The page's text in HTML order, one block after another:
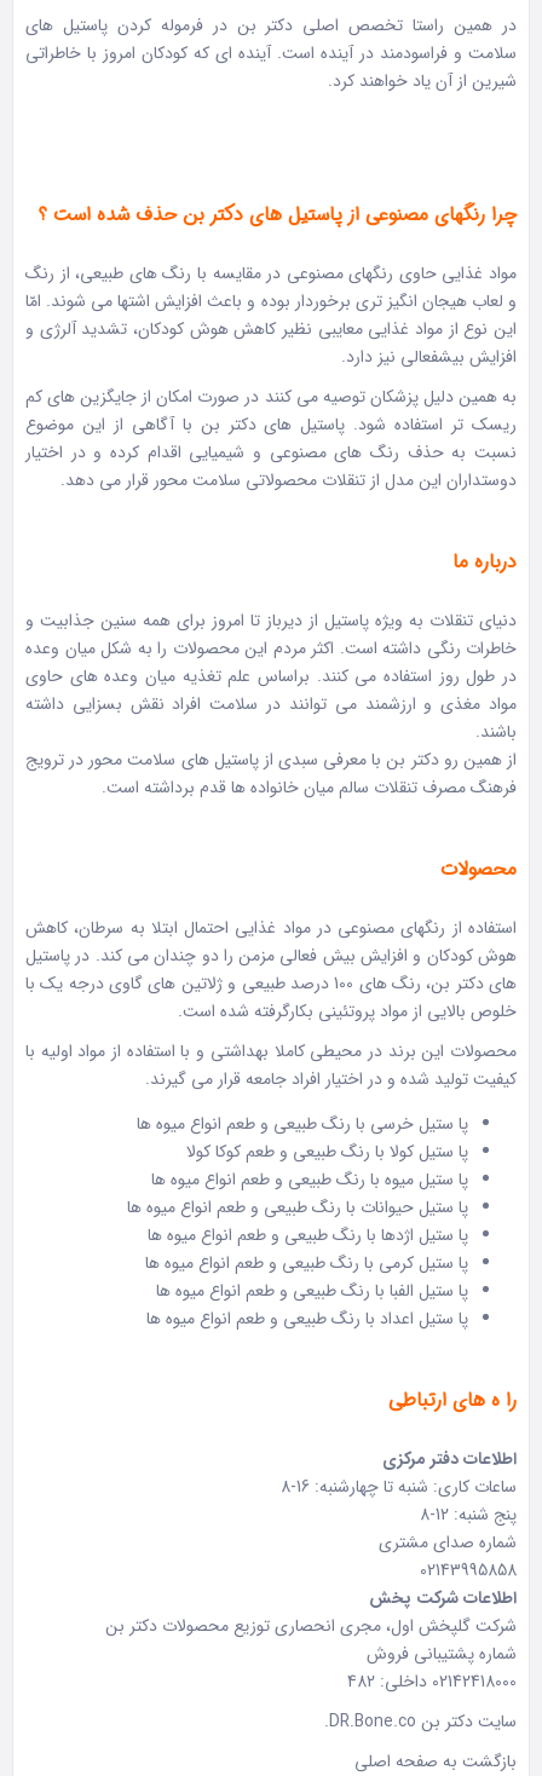
در همین راستا تخصص اصلی دکتر بن در فرموله کردن پاستیل های
سلامت و فراسودمند در آینده است. آینده ای که کودکان امروز با خاطراتی
شیرین از آن یاد خواهند کرد.
چرا رنگهای مصنوعی از پاستیل های دکتر بن حذف شده است ؟
مواد غذایی حاوی رنگ‏های مصنوعی در مقایسه با رنگ های طبیعی، از رنگ
و لعاب هیجان انگیز تری برخوردار بوده و باعث افزایش اشتها می شوند. امّا
این نوع از مواد غذایی معایبی نظیر کاهش هوش کودکان، تشدید آلرژی و
افزایش بیش‏فعالی نیز دارد.
به همین دلیل پزشکان توصیه می کنند در صورت امکان از جایگزین های کم
ریسک تر استفاده شود. پاستیل های دکتر بن با آگاهی از این موضوع
نسبت به حذف رنگ های مصنوعی و شیمیایی اقدام کرده و در اختیار
دوستداران این مدل از تنقلات محصولاتی سلامت محور قرار می دهد.
درباره ما
دنیای تنقلات به ویژه پاستیل از دیرباز تا امروز برای همه سنین جذابیت و
خاطرات رنگی داشته است. اکثر مردم این محصولات را به شکل میان وعده
در طول روز استفاده می کنند. براساس علم تغذیه میان وعده های حاوی
مواد مغذی و ارزشمند می توانند در سلامت افراد نقش بسزایی داشته
باشند.
از همین رو دکتر بن با معرفی سبدی از پاستیل های سلامت محور در ترویج
فرهنگ مصرف تنقلات سالم میان خانواده ها قدم برداشته است.
محصولات
استفاده از رنگهای مصنوعی در مواد غذایی احتمال ابتلا به سرطان، کاهش
هوش کودکان و افزایش بیش فعالی مزمن را دو چندان می کند. در پاستیل
های دکتر بن، رنگ های 100 درصد طبیعی و ژلاتین های گاوی درجه یک با
خلوص بالایی از مواد پروتئینی بکارگرفته شده است.
محصولات این برند در محیطی کاملا بهداشتی و با استفاده از مواد اولیه با
کیفیت تولید شده و در اختیار افراد جامعه قرار می گیرند.
پا ستیل خرسی با رنگ طبیعی و طعم انواع میوه ها
پا ستیل کولا با رنگ طبیعی و طعم کوکا کولا
پا ستیل میوه با رنگ طبیعی و طعم انواع میوه ها
پا ستیل حیوانات با رنگ طبیعی و طعم انواع میوه ها
پا ستیل اژدها با رنگ طبیعی و طعم انواع میوه ها
پا ستیل کرمی با رنگ طبیعی و طعم انواع میوه ها
پا ستیل الفبا با رنگ طبیعی و طعم انواع میوه ها
پا ستیل اعداد با رنگ طبیعی و طعم انواع میوه ها
را ه های ارتباطی
اطلاعات دفتر مرکزی
ساعات کاری: شنبه تا چهارشنبه: 16-8
پنج شنبه: 12-8
شماره صدای مشتری
02143995858
اطلاعات شرکت پخش
شرکت گلپخش اول، مجری انحصاری توزیع محصولات دکتر بن
شماره پشتیبانی فروش
02142418000 داخلی: 482
سایت دکتر بن DR.Bone.co
.
بازگشت به صفحه اصلی